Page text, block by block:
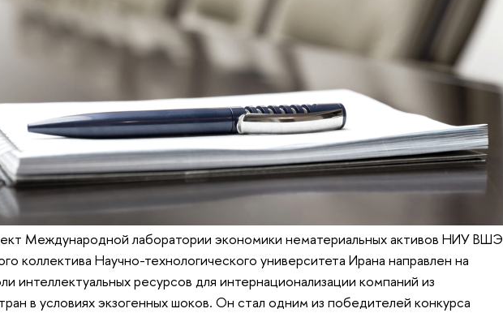
Международной лаборатории экономики нематериальных активов НИУ ВШЭ
коллектива Научно-технологического университета Ирана направлен на
интеллектуальных ресурсов для интернационализации компаний из
в условиях экзогенных шоков. Он стал одним из победителей конкурса